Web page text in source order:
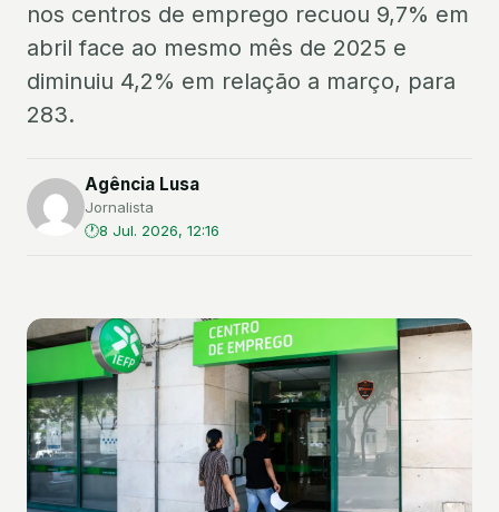
nos centros de emprego recuou 9,7% em
abril face ao mesmo mês de 2025 e
diminuiu 4,2% em relação a março, para
283.
Agência Lusa
Jornalista
8 Jul. 2026, 12:16